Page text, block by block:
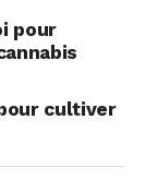
pour
cultiver